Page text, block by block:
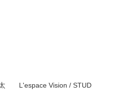
太 L'espace Vision / STUD